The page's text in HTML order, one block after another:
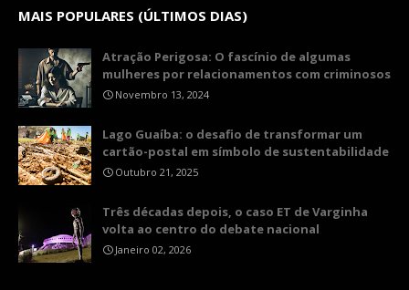
MAIS POPULARES (ÚLTIMOS DIAS)
Atração Perigosa: O fascínio de algumas
mulheres por relacionamentos com criminosos
Novembro 13, 2024
Lago Guaíba: o desafio de transformar um
cartão-postal em símbolo de sustentabilidade
Outubro 21, 2025
Três décadas depois, o caso ET de Varginha
volta ao centro do debate nacional
Janeiro 02, 2026